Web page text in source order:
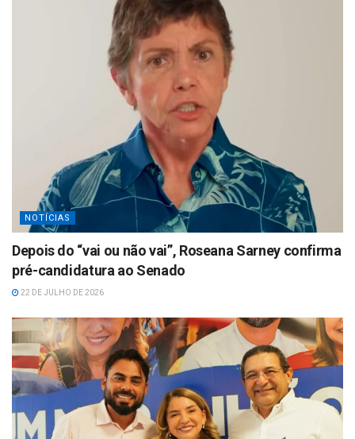
NOTÍCIAS
Depois do “vai ou não vai”, Roseana Sarney confirma
pré-candidatura ao Senado
22 DE JULHO DE 2026